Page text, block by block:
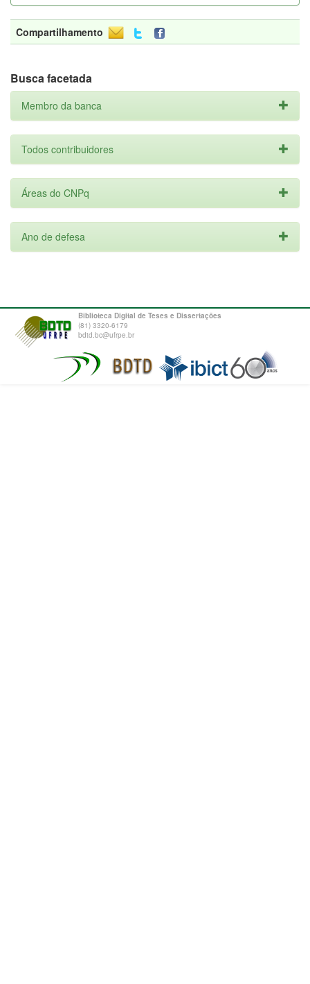
Compartilhamento
Busca facetada
Membro da banca
Todos contribuidores
Áreas do CNPq
Ano de defesa
Biblioteca Digital de Teses e Dissertações
(81) 3320-6179
bdtd.bc@ufrpe.br